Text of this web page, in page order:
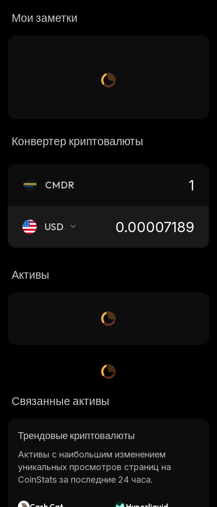
Мои заметки
Конвертер криптовалюты
CMDR
USD
Активы
Связанные активы
Трендовые криптовалюты
Активы с наибольшим изменением
уникальных просмотров страниц на
CoinStats за последние 24 часа.